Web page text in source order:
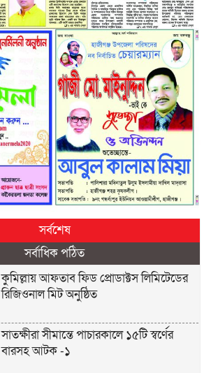
সর্বশেষ
সর্বাধিক পঠিত
কুমিল্লায় আফতাব ফিড প্রোডাক্টস লিমিটেডের
রিজিওনাল মিট অনুষ্ঠিত
সাতক্ষীরা সীমান্তে পাচারকালে ১৫টি স্বর্ণের
বারসহ আটক -১